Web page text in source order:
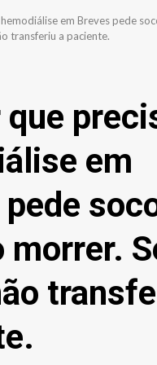
em Breves pede
transferiu a paciente.
em
morrer.